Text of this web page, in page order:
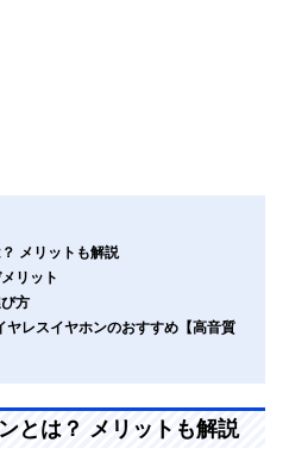
メリットも解説
リット
方
ヤレスイヤホンのおすすめ【高音質
とは？ メリットも解説